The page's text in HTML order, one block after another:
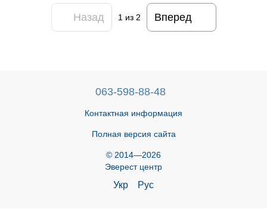
Назад 1из 2 Вперед
063-598-88-48
Контактная информация
Полная версия сайта
© 2014—2026
Эверест центр
Укр Рус